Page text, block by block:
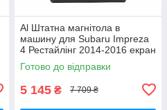
Al Штатна магнітола в
машину для Subaru Impreza
4 Рестайлінг 2014-2016 екран
9" 1/16Gb Wi-Fi GPS Base
Готово до відправки
5 145 ₴ 7 709 ₴